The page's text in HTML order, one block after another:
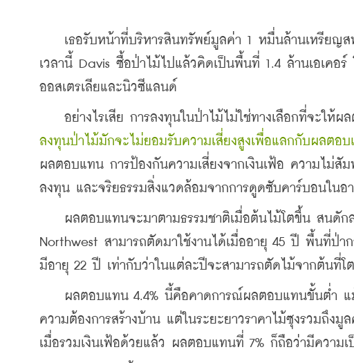
เธอรับหน้าที่บริหารสินทรัพย์มูลค่า 1 หมื่นล้านเหรียญส
เวลานี้ Davis ซื้อป่าไม้ไปแล้วคิดเป็นพื้นที่ 1.4 ล้านเอเคอ
ออสเตรเลียและนิวซีแลนด์
อย่างไรเสีย การลงทุนในป่าไม้ไม่ใช่ทางเลือกที่จะให้ผ
ลงทุนป่าไม้มักจะไม่ยอมรับความเสี่ยงสูงเพื่อแลกกับผลตอบ
ผลตอบแทน การป้องกันความเสี่ยงจากเงินเฟ้อ ความไม่สั
ลงทุน และจริยธรรมสิ่งแวดล้อมจากการดูดซับคาร์บอนในอ
ผลตอบแทนจะมาตามธรรมชาติเมื่อต้นไม้โตขึ้น สนดักล
Northwest สามารถตัดมาใช้งานได้เมื่ออายุ 45 ปี พื้นที่ป่า
มีอายุ 22 ปี เท่ากับว่าในแต่ละปีจะสามารถตัดไม้จากต้นที่โ
ผลตอบแทน 4.4% นี้คือคาดการณ์ผลตอบแทนขั้นต่ำ แม้
ความต้องการสร้างบ้าน แต่ในระยะยาวราคาไม้ซุงรวมถึงมู
เมื่อรวมเงินเฟ้อด้วยแล้ว ผลตอบแทนที่ 7% ก็ถือว่ามีความเ